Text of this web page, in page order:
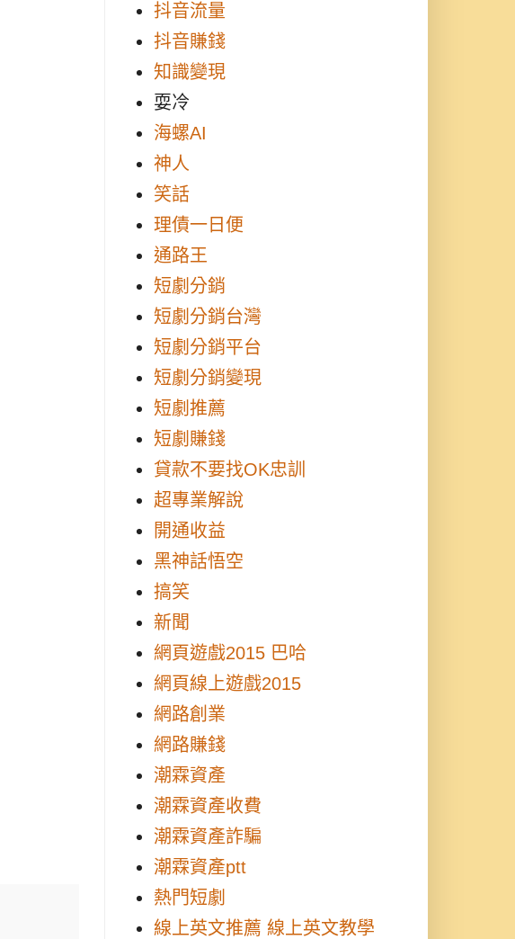
抖音流量
抖音賺錢
知識變現
耍冷
海螺AI
神人
笑話
理債一日便
通路王
短劇分銷
短劇分銷台灣
短劇分銷平台
短劇分銷變現
短劇推薦
短劇賺錢
貸款不要找OK忠訓
超專業解說
開通收益
黑神話悟空
搞笑
新聞
網頁遊戲2015 巴哈
網頁線上遊戲2015
網路創業
網路賺錢
潮霖資產
潮霖資產收費
潮霖資產詐騙
潮霖資產ptt
熱門短劇
線上英文推薦 線上英文教學